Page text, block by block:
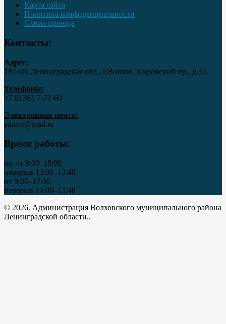
Карта сайта
Политика конфиденциальности
Схема проезда
Контакты:
Адрес:
187406 Ленинградская обл., г.Волхов, Кировский пр., д.32.
Телефоны:
+7 81363 7‑71-60
Электронная почта:
admvr@mail.ru
Время работы:
пн-чт 9:00–18:00,
перерыв 13:00–13:48;
пт 9:00–17:00,
перерыв 13:00–13:48
© 2026. Администрация Волховского муниципального района
Ленинградской области..